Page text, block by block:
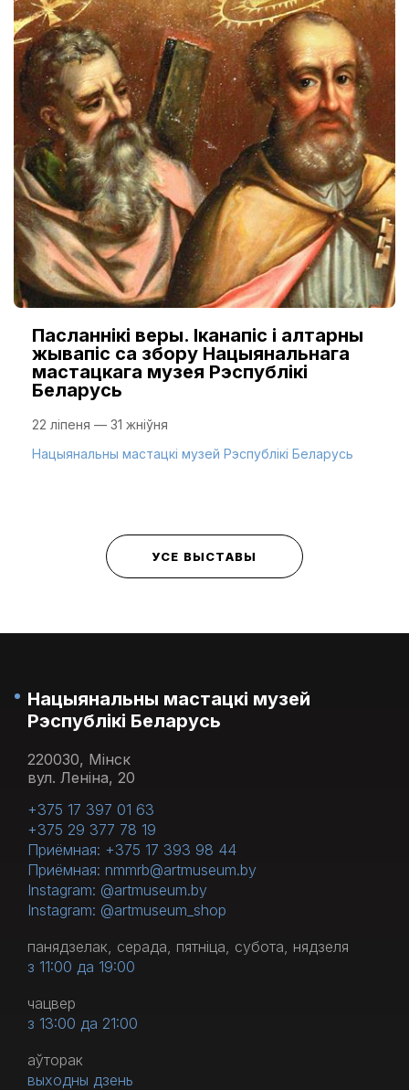
Пасланнікі веры. Іканапіс і алтарны
жывапіс са збору Нацыянальнага
мастацкага музея Рэспублікі
Беларусь
22 ліпеня — 31 жніўня
Нацыянальны мастацкі музей Рэспублікі Беларусь
УСЕ ВЫСТАВЫ
Нацыянальны мастацкі музей
Рэспублікі Беларусь
220030, Мінск
вул. Леніна, 20
+375 17 397 01 63
+375 29 377 78 19
Приёмная: +375 17 393 98 44
Приёмная: nmmrb@artmuseum.by
Instagram: @artmuseum.by
Instagram: @artmuseum_shop
панядзелак, серада, пятніца, субота, нядзеля
з 11:00 да 19:00
чацвер
з 13:00 да 21:00
аўторак
выходны дзень